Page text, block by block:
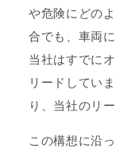
や危険にどの
合でも、車両
当社はすでに
リードしてい
り、当社のリ
この構想に沿